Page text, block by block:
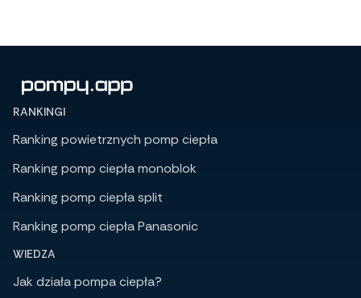
RANKINGI
Ranking powietrznych pomp ciepła
Ranking pomp ciepła monoblok
Ranking pomp ciepła split
Ranking pomp ciepła Panasonic
WIEDZA
Jak działa pompa ciepła?